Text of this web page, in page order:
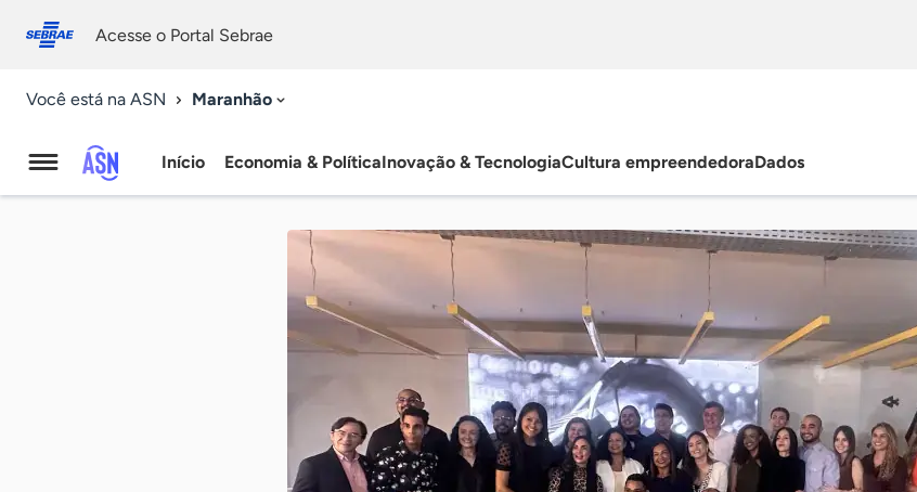
conosco
Acesse o Portal Sebrae
Você está na ASN Maranhão
Agência
Início Economia & PolíticaInovação & TecnologiaCultura empreendedoraDados